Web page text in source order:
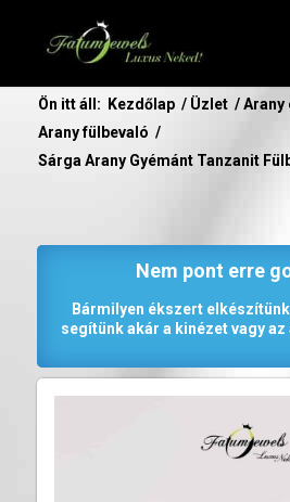
Ön itt áll: Kezdőlap / Üzlet / Arany
Arany fülbevaló /
Sárga Arany Gyémánt Tanzanit
Nem pont erre
Bármilyen ékszert
segítünk akár a kinézet vagy